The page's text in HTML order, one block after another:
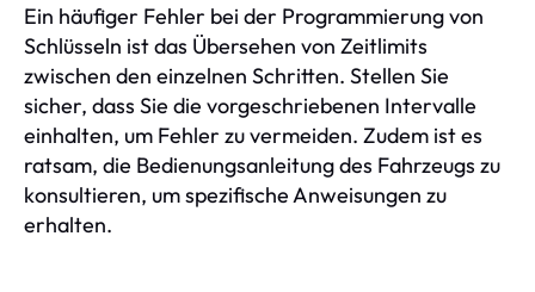
Ein häufiger Fehler bei der Programmierung von
Schlüsseln ist das Übersehen von Zeitlimits
zwischen den einzelnen Schritten. Stellen Sie
sicher, dass Sie die vorgeschriebenen Intervalle
einhalten, um Fehler zu vermeiden. Zudem ist es
ratsam, die Bedienungsanleitung des Fahrzeugs zu
konsultieren, um spezifische Anweisungen zu
erhalten.